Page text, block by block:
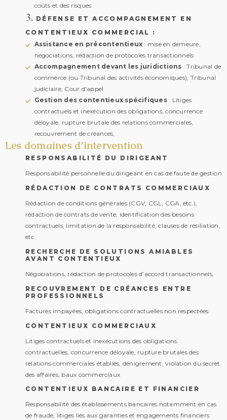
coûts et des risques
3. DÉFENSE ET ACCOMPAGNEMENT EN
CONTENTIEUX COMMERCIAL :
Assistance en précontentieux : mise en demeure,
négociations, rédaction de protocoles transactionnels
Accompagnement devant les juridictions : Tribunal de
commerce (ou Tribunal des activités économiques), Tribunal
judiciaire, Cour d'appel
Gestion des contentieux spécifiques: Litiges
contractuels et inexécution des obligations, concurrence
déloyale, rupture brutale des relations commerciales,
recouvrement de créances,
Les domaines d’intervention
RESPONSABILITÉ DU DIRIGEANT
Responsabilité personnelle du dirigeant en cas de faute de gestion
RÉDACTION DE CONTRATS COMMERCIAUX
Rédaction de conditions générales (CGV, CGL, CGA, etc.),
rédaction de contrats de vente, identification des besoins
contractuels, limitation de la responsabilité, clauses de résiliation,
etc.
RECHERCHE DE SOLUTIONS AMIABLES
AVANT CONTENTIEUX
Négociations, rédaction de protocoles d’accord transactionnels,
RECOUVREMENT DE CRÉANCES ENTRE
PROFESSIONNELS
Factures impayées, obligations contractuelles non respectées
CONTENTIEUX COMMERCIAUX
Litiges contractuels et inexécutions des obligations
contractuelles, concurrence déloyale, rupture brutales des
relations commerciales établies, dénigrement, violation du secret
des affaires, baux commerciaux
CONTENTIEUX BANCAIRE ET FINANCIER
Responsabilité des établissements bancaires notamment en cas
de fraude, litiges liés aux garanties et engagements financiers